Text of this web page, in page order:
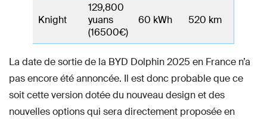
Knight
129,800
yuans
(16500€)
60 kWh 520 km
La date de sortie de la BYD Dolphin 2025 en France n’a
pas encore été annoncée. Il est donc probable que ce
soit cette version dotée du nouveau design et des
nouvelles options qui sera directement proposée en